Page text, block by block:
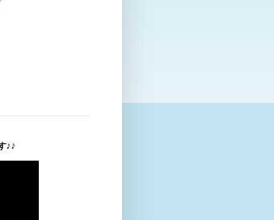
♪♪